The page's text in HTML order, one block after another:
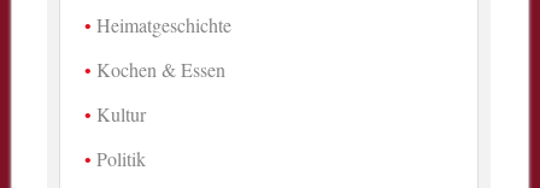
Heimatgeschichte
Kochen & Essen
Kultur
Politik